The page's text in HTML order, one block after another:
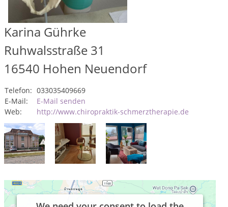
Karina Gührke
Ruhwalsstraße 31
16540 Hohen Neuendorf
Telefon: 033035409669
E-Mail:
E-Mail senden
Web:
http://www.chiropraktik-schmerztherapie.de